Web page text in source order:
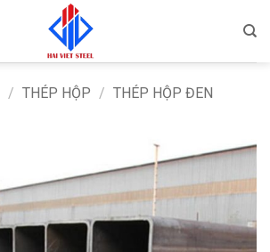
/ THÉP HỘP / THÉP HỘP ĐEN